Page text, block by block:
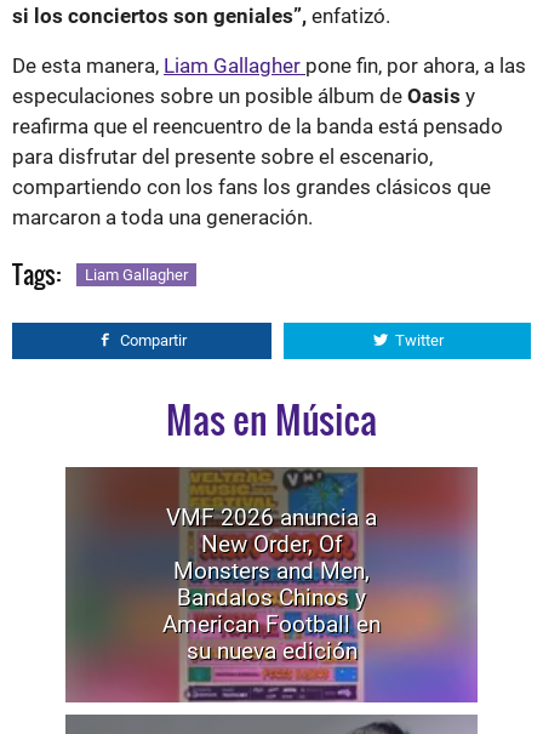
si los conciertos son geniales”, enfatizó.
De esta manera, Liam Gallagher pone fin, por ahora, a las
especulaciones sobre un posible álbum de Oasis y
reafirma que el reencuentro de la banda está pensado
para disfrutar del presente sobre el escenario,
compartiendo con los fans los grandes clásicos que
marcaron a toda una generación.
Tags: Liam Gallagher
Compartir Twitter
Mas en Música
VMF 2026 anuncia a
New Order, Of
Monsters and Men,
Bandalos Chinos y
American Football en
su nueva edición